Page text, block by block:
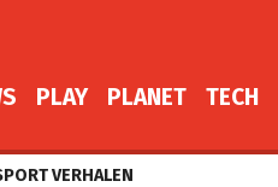
PLAY PLANET TECH
VERHALEN